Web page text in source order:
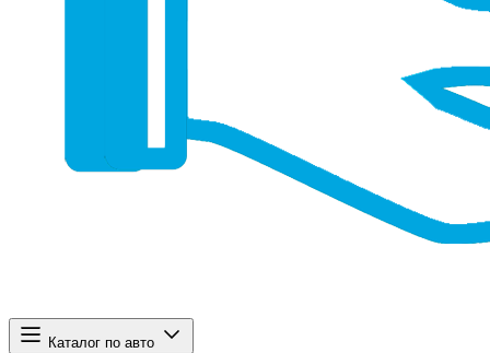
Каталог по авто